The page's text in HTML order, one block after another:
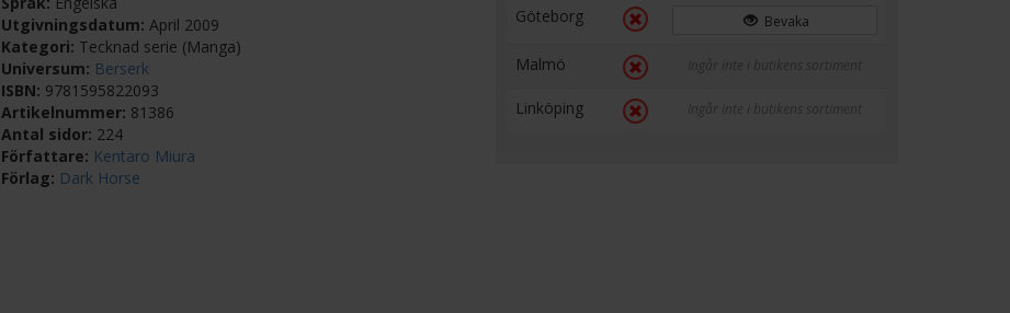
Utgivningsdatum:April 2009
Kategori: Tecknad serie (Manga)
Universum: Berserk
ISBN: 9781595822093
Artikelnummer: 81386
Antal sidor: 224
Författare: Kentaro Miura
Förlag: Dark Horse
Göteborg Bevaka
Malmö Ingår inte i butikens sortiment
Linköping Ingår inte i butikens sortiment